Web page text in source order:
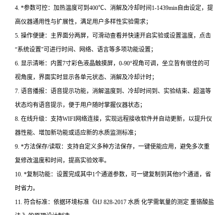
4. *参数可控：加热温度可到400℃、消解及冷却时间1-1439min自由设定，提
高仪器通用性与扩展性，满足用户多样性实验需求；
5. 操作便捷：主界面分两屏，可滑动查看并快速开启实验或设置温度，点击
“系统设置"可进行时间、网络、语言等多项功能设置；
6. 显示清晰：内置7寸彩色液晶触摸屏，0-90°视角可调，坐立皆有很佳的可
视角度，界面实时显示各单元状态、消解及冷却计时；
7. 语音播报：语音提示功能，消解温度到、冷却时间到、实验结束、超温等
状态均有语音提示，便于用户随时掌握仪器状态；
8. 在线升级：支持WIFI网络连接，实现远程接收软件并自动更新，以提升仪
器性能、增加新功能或适应新的水质监测标准；
9. *方法保存/读取：支持自定义多种方法保存，一键使能应用，避免多次重
复修改温度和时间，提高实验效率。
10. *复制功能：设置完成其中1个通道参数，可一键复制到其他9个通道，省
时省力。
11. 符合标准：依据环境标准《HJ 828-2017 水质 化学需氧量的测定 重铬酸盐